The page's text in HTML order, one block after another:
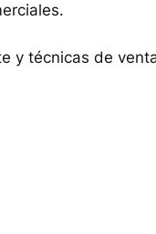
y técnicas de